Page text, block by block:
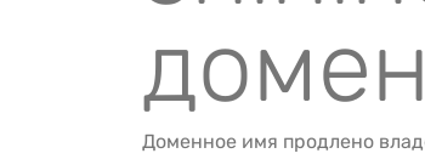
Доменное имя продлено